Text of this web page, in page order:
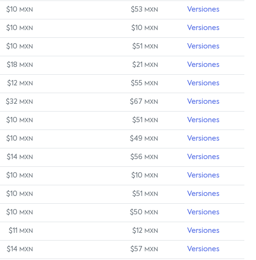
$10 MXN $53 MXN Versiones
$10 MXN $10 MXN Versiones
$10 MXN $51 MXN Versiones
$18 MXN $21 MXN Versiones
$12 MXN $55 MXN Versiones
$32 MXN $67 MXN Versiones
$10 MXN $51 MXN Versiones
$10 MXN $49 MXN Versiones
$14 MXN $56 MXN Versiones
$10 MXN $10 MXN Versiones
$10 MXN $51 MXN Versiones
$10 MXN $50 MXN Versiones
$11 MXN $12 MXN Versiones
$14 MXN $57 MXN Versiones